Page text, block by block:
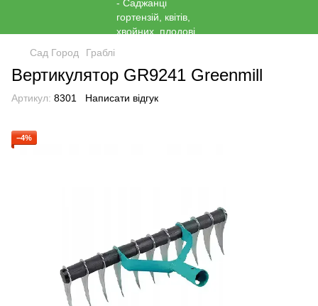
Сад Город Граблі
Вертикулятор GR9241 Greenmill
Артикул: 8301 Написати відгук
−4%